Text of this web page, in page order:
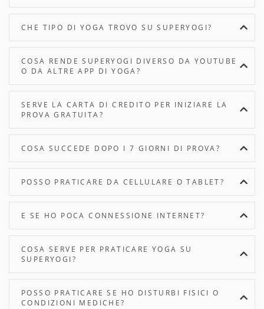
CHE TIPO DI YOGA TROVO SU SUPERYOGI?
COSA RENDE SUPERYOGI DIVERSO DA YOUTUBE
O DA ALTRE APP DI YOGA?
SERVE LA CARTA DI CREDITO PER INIZIARE LA
PROVA GRATUITA?
COSA SUCCEDE DOPO I 7 GIORNI DI PROVA?
POSSO PRATICARE DA CELLULARE O TABLET?
E SE HO POCA CONNESSIONE INTERNET?
COSA SERVE PER PRATICARE YOGA SU
SUPERYOGI?
POSSO PRATICARE SE HO DISTURBI FISICI O
CONDIZIONI MEDICHE?